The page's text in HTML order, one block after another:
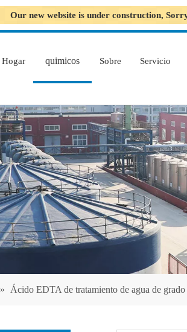
Our new website is under construction,
Hogar quimicos Sobre Servicio
» Ácido EDTA de tratamiento de agua de